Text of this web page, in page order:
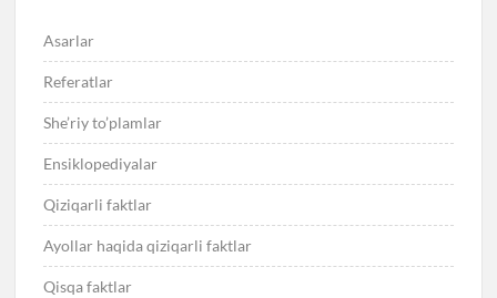
Asarlar
Referatlar
She’riy to’plamlar
Ensiklopediyalar
Qiziqarli faktlar
Ayollar haqida qiziqarli faktlar
Qisqa faktlar